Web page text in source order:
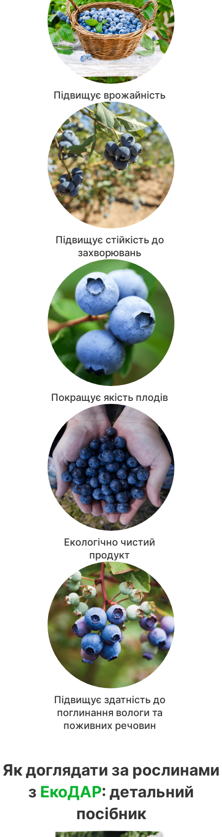
Підвищує врожайність
Підвищує стійкість до
захворювань
Покращує якість плодів
Екологічно чистий
продукт
Підвищує здатність до
поглинання вологи та
поживних речовин
Як доглядати за рослинами
з ЕкоДАР: детальний
посібник